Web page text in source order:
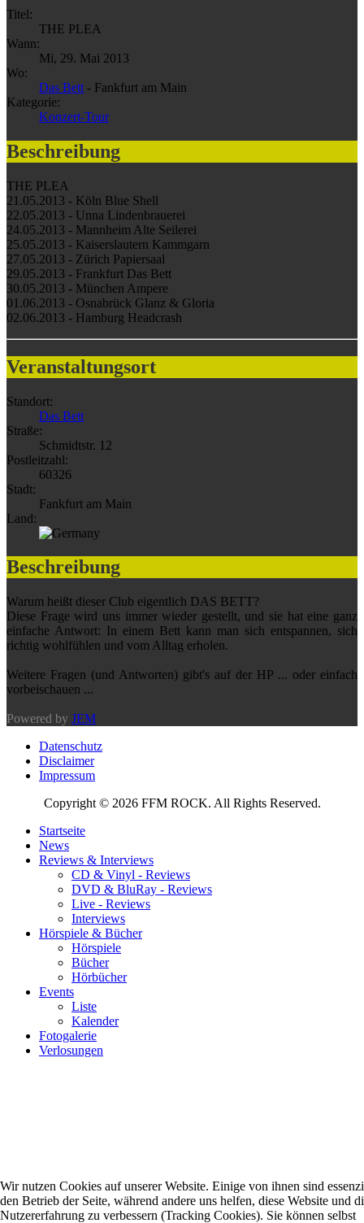
Titel:
THE PLEA
Wann:
Mi, 29. Mai 2013
Wo:
Das Bett - Fankfurt am Main
Kategorie:
Konzert-Tour
Beschreibung
THE PLEA
21.05.2013 - Köln Blue Shell
22.05.2013 - Unna Lindenbrauerei
24.05.2013 - Mannheim Alte Seilerei
25.05.2013 - Kaiserslautern Kammgarn
27.05.2013 - Zürich Papiersaal
29.05.2013 - Frankfurt Das Bett
30.05.2013 - München Ampere
01.06.2013 - Osnabrück Glanz & Gloria
02.06.2013 - Hamburg Headcrash
Veranstaltungsort
Standort:
Das Bett
Straße:
Schmidtstr. 12
Postleitzahl:
60326
Stadt:
Fankfurt am Main
Land:
Beschreibung
Warum heißt dieser Club eigentlich DAS BETT?
Diese Frage wird uns immer wieder gestellt, und sie hat eine ganz
einfache Antwort: In einem Bett kann man sich entspannen, sich
richtig wohlfühlen und vom Alltag erholen.
Weitere Fragen (und Antworten) gibt's auf der HP ... oder einfach
vorbeischauen ...
Powered by JEM
Datenschutz
Disclaimer
Impressum
Copyright © 2026 FFM ROCK. All Rights Reserved.
Startseite
News
Reviews & Interviews
CD & Vinyl - Reviews
DVD & BluRay - Reviews
Live - Reviews
Interviews
Hörspiele & Bücher
Hörspiele
Bücher
Hörbücher
Events
Liste
Kalender
Fotogalerie
Verlosungen
Wir nutzen Cookies auf unserer Website. Einige von ihnen sind
den Betrieb der Seite, während andere uns helfen, diese Website und
Nutzererfahrung zu verbessern (Tracking Cookies). Sie können selbst